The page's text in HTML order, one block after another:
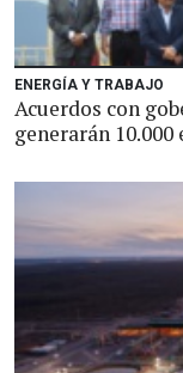
ENERGÍA Y TRABAJO
Acuerdos con
generarán 10.000